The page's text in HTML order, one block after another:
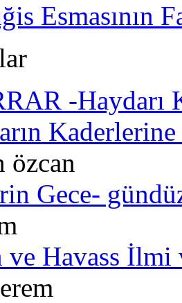
Esmasının
-Haydarı
özcan
Gece-
ve Havass İlmi